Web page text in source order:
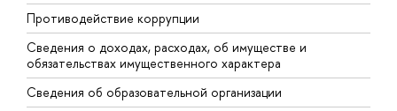
Противодействие коррупции
Сведения о доходах, расходах, об имуществе и
обязательствах имущественного характера
Сведения об образовательной организации